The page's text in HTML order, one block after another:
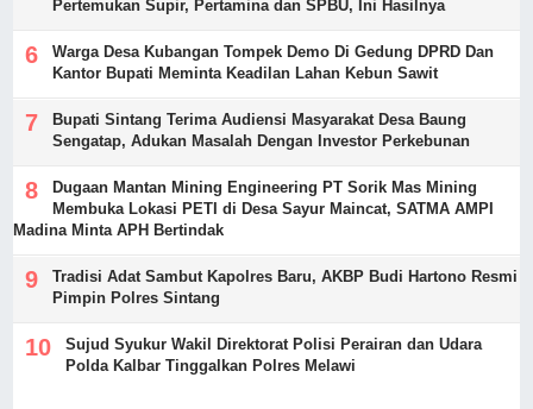
Pertemukan Supir, Pertamina dan SPBU, Ini Hasilnya
Warga Desa Kubangan Tompek Demo Di Gedung DPRD Dan
Kantor Bupati Meminta Keadilan Lahan Kebun Sawit
Bupati Sintang Terima Audiensi Masyarakat Desa Baung
Sengatap, Adukan Masalah Dengan Investor Perkebunan
Dugaan Mantan Mining Engineering PT Sorik Mas Mining
Membuka Lokasi PETI di Desa Sayur Maincat, SATMA AMPI
Madina Minta APH Bertindak
Tradisi Adat Sambut Kapolres Baru, AKBP Budi Hartono Resmi
Pimpin Polres Sintang
Sujud Syukur Wakil Direktorat Polisi Perairan dan Udara
Polda Kalbar Tinggalkan Polres Melawi